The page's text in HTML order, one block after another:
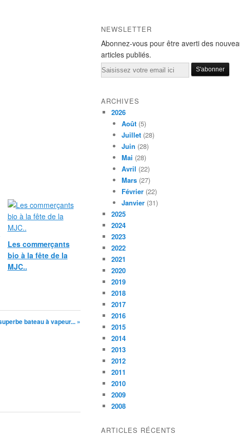
Les commerçants
bio à la fête de la
MJC..
bateau à vapeur... »
NEWSLETTER
Abonnez-vous pour être averti des
articles publiés.
Email
ARCHIVES
2026
Août (5)
Juillet (28)
Juin (28)
Mai (28)
Avril (22)
Mars (27)
Février (22)
Janvier (31)
2025
2024
2023
2022
2021
2020
2019
2018
2017
2016
2015
2014
2013
2012
2011
2010
2009
2008
ARTICLES RÉCENTS